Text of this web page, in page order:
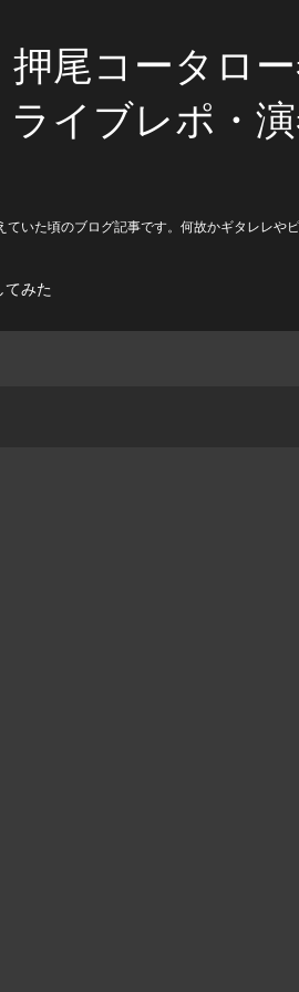
押尾コータロ
イブレポ・
いた頃のブログ記事です。何故かギタレレや
てみた